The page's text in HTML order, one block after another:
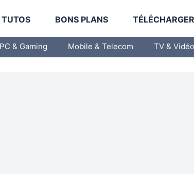
TUTOS BONS PLANS
PC & Gaming Mobile & Telecom TV & Vidéo